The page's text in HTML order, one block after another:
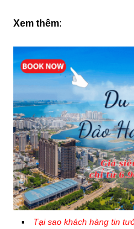
Xem thêm:
Tại sao khách hàng tin